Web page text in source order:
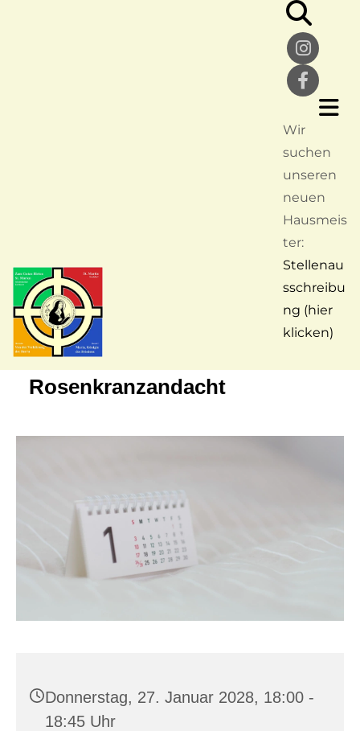
Wir
suchen
unseren
neuen
Hausmeis
ter:
Stellenau
sschreibu
ng (hier
klicken)
Rosenkranzandacht
Donnerstag, 27. Januar 2028, 18:00 -
18:45 Uhr